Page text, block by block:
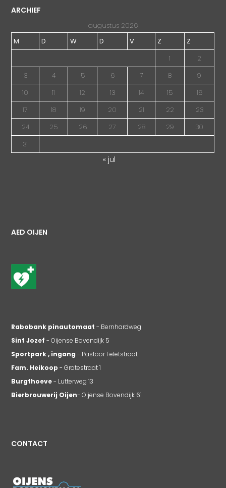
ARCHIEF
augustus 2026
M
D W D V Z
Z
1
2
3
4 5 6 7 8
9
10
11 12 13 14 15
16
17
18 19 20 21 22
23
24
25 26 27 28 29
30
31
« jul
AED OIJEN
Rabobank pinautomaat - Bernhardweg
Sint Jozef - Oijense Bovendijk 5
Sportpark , ingang - Pastoor Feletstraat
Fam. Heikoop - Grotestraat 1
Burgthoeve- Lutterweg 13
Bierbrouwerij Oijen- Oijense Bovendijk 61
CONTACT